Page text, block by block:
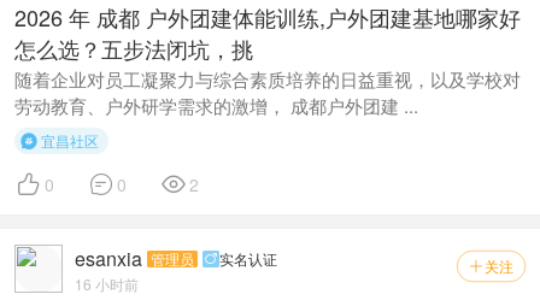
2026 年 成都 户外团建体能训练,户外团建基地哪家好
怎么选？五步法闭坑，挑
随着企业对员工凝聚力与综合素质培养的日益重视，以及学校对
劳动教育、户外研学需求的激增， 成都户外团建 ...
宜昌社区
 0  0 2
 关注
esanxia 管理员 实名认证
16 小时前